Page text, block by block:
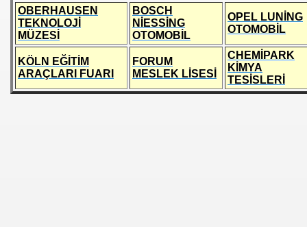
OBERHAUSEN
TEKNOLOJİ
MÜZESİ
BOSCH
NİESSİNG
OTOMOBİL
OPEL LUNİNG
OTOMOBİL
KÖLN EĞİTİM
ARAÇLARI FUARI
FORUM
MESLEK LİSESİ
CHEMİPARK
KİMYA
TESİSLERİ